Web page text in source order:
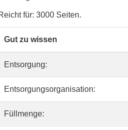
für: 3000 Seiten.
Gut zu wissen
Entsorgung:
Entsorgungsorganisation:
Füllmenge: